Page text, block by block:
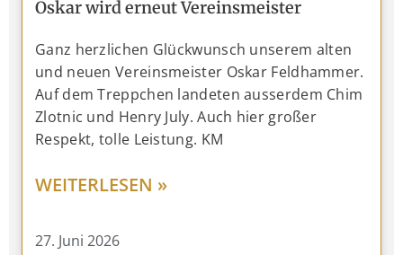
Oskar wird erneut Vereinsmeister
Ganz herzlichen Glückwunsch unserem alten
und neuen Vereinsmeister Oskar Feldhammer.
Auf dem Treppchen landeten ausserdem Chim
Zlotnic und Henry July. Auch hier großer
Respekt, tolle Leistung. KM
WEITERLESEN »
27. Juni 2026